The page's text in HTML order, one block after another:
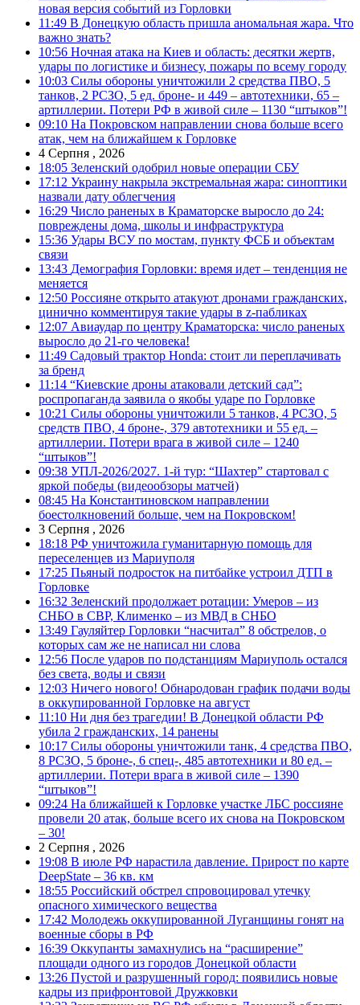
новая версия событий из Горловки
11:49 В Донецкую область пришла аномальная жара. Что
важно знать?
10:56 Ночная атака на Киев и область: десятки жертв,
удары по логистике и бизнесу, пожары по всему городу
10:03 Силы обороны уничтожили 2 средства ПВО, 5
танков, 2 РСЗО, 5 ед. броне- и 449 – автотехники, 65 –
артиллерии. Потери РФ в живой силе – 1130 “штыков”!
09:10 На Покровском направлении снова больше всего
атак, чем на ближайшем к Горловке
4 Серпня , 2026
18:05 Зеленский одобрил новые операции СБУ
17:12 Украину накрыла экстремальная жара: синоптики
назвали дату облегчения
16:29 Число раненых в Краматорске выросло до 24:
повреждены дома, школы и инфраструктура
15:36 Удары ВСУ по мостам, пункту ФСБ и объектам
связи
13:43 Демография Горловки: время идет – тенденция не
меняется
12:50 Россияне открыто атакуют дронами гражданских,
цинично комментируя такие удары в z-пабликах
12:07 Авиаудар по центру Краматорска: число раненых
выросло до 21-го человека!
11:49 Садовый трактор Honda: стоит ли переплачивать
за бренд
11:14 “Киевские дроны атаковали детский сад”:
роспропаганда заявила о якобы ударе по Горловке
10:21 Силы обороны уничтожили 5 танков, 4 РСЗО, 5
средств ПВО, 4 броне-, 379 автотехники и 55 ед. –
артиллерии. Потери врага в живой силе – 1240
“штыков”!
09:38 УПЛ-2026/2027. 1-й тур: “Шахтер” стартовал с
яркой победы (видеообзоры матчей)
08:45 На Константиновском направлении
боестолкновений больше, чем на Покровском!
3 Серпня , 2026
18:18 РФ уничтожила гуманитарную помощь для
переселенцев из Мариуполя
17:25 Пьяный подросток на питбайке устроил ДТП в
Горловке
16:32 Зеленский продолжает ротации: Умеров – из
СНБО в СВР, Клименко – из МВД в СНБО
13:49 Гауляйтер Горловки “насчитал” 8 обстрелов, о
которых сам же не написал ни слова
12:56 После ударов по подстанциям Мариуполь остался
без света, воды и связи
12:03 Ничего нового! Обнародован график подачи воды
в оккупированной Горловке на август
11:10 Ни дня без трагедии! В Донецкой области РФ
убила 2 гражданских, 14 ранены
10:17 Силы обороны уничтожили танк, 4 средства ПВО,
8 РСЗО, 5 броне-, 6 спец-, 485 автотехники и 80 ед. –
артиллерии. Потери врага в живой силе – 1390
“штыков”!
09:24 На ближайшей к Горловке участке ЛБС россияне
провели 20 атак, больше всего их снова на Покровском
– 30!
2 Серпня , 2026
19:08 В июле РФ нарастила давление. Прирост по карте
DeepState – 36 кв. км
18:55 Российский обстрел спровоцировал утечку
опасного химического вещества
17:42 Молодежь оккупированной Луганщины гонят на
военные сборы в РФ
16:39 Оккупанты замахнулись на “расширение”
площади одного из городов Донецкой области
13:26 Пустой и разрушенный город: появились новые
кадры из прифронтовой Дружковки